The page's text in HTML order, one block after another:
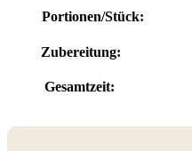
Portionen/Stück:
Zubereitung:
Gesamtzeit: